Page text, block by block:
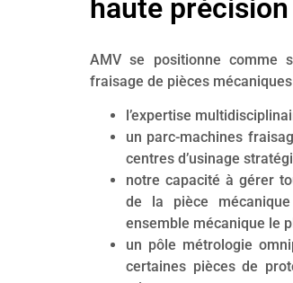
haute précision
AMV se positionne comme
fraisage de pièces
l’expertise
un parc-machines
centres d’usinage
notre capacité à gérer
de la pièce
ensemble mécanique le
un pôle métrologie
certaines pièces de